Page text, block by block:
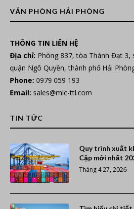
VĂN PHÒNG HẢI PHÒNG
THÔNG TIN LIÊN HỆ
Địa chỉ: Phòng 837, tòa Thành Đạt 3,
quận Ngô Quyền, thành phố Hải
Phone: 0979 059 193
Email: sales@mlc-ttl.com
TIN TỨC
Quy trình xuất
Cập mới nhất
Tháng 4 27, 2026